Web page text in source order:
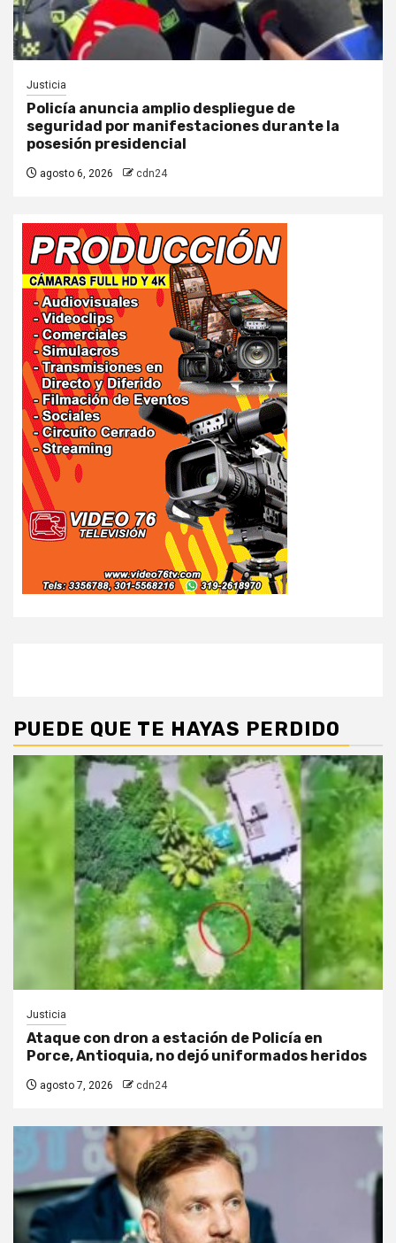
Justicia
Policía anuncia amplio despliegue de
seguridad por manifestaciones durante la
posesión presidencial
agosto 6, 2026 cdn24
PUEDE QUE TE HAYAS PERDIDO
Justicia
Ataque con dron a estación de Policía en
Porce, Antioquia, no dejó uniformados heridos
agosto 7, 2026 cdn24